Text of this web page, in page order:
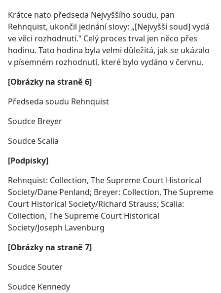
Krátce nato předseda Nejvyššího soudu, pan
Rehnquist, ukončil jednání slovy: „[Nejvyšší soud] vydá
ve věci rozhodnutí.“ Celý proces trval jen něco přes
hodinu. Tato hodina byla velmi důležitá, jak se ukázalo
v písemném rozhodnutí, které bylo vydáno v červnu.
[Obrázky na straně 6]
Předseda soudu Rehnquist
Soudce Breyer
Soudce Scalia
[Podpisky]
Rehnquist: Collection, The Supreme Court Historical
Society/Dane Penland; Breyer: Collection, The Supreme
Court Historical Society/Richard Strauss; Scalia:
Collection, The Supreme Court Historical
Society/Joseph Lavenburg
[Obrázky na straně 7]
Soudce Souter
Soudce Kennedy